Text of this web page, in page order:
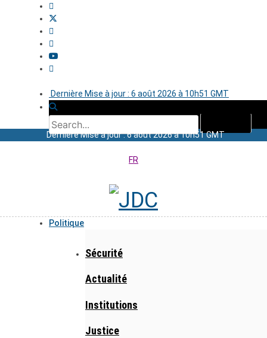
Dernière Mise à jour : 6 août 2026 à 10h51 GMT
Dernière Mise à jour : 6 août 2026 à 10h51 GMT
FR
Politique
Sécurité
Actualité
Institutions
Justice